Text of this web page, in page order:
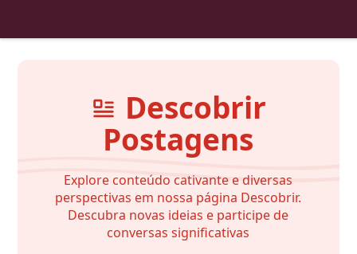
Descobrir
Postagens
Explore conteúdo cativante e diversas
perspectivas em nossa página Descobrir.
Descubra novas ideias e participe de
conversas significativas